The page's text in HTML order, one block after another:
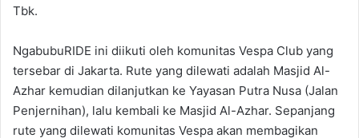
Tbk.
NgabubuRIDE ini diikuti oleh komunitas Vespa Club yang
tersebar di Jakarta. Rute yang dilewati adalah Masjid Al-
Azhar kemudian dilanjutkan ke Yayasan Putra Nusa (Jalan
Penjernihan), lalu kembali ke Masjid Al-Azhar. Sepanjang
rute yang dilewati komunitas Vespa akan membagikan